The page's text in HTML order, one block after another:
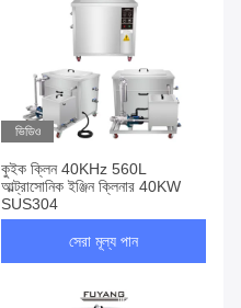
ভিডিও
কুইক ক্লিন 40KHz 560L
আল্ট্রাসোনিক ইঞ্জিন ক্লিনার 40KW
SUS304
সেরা মূল্য পান